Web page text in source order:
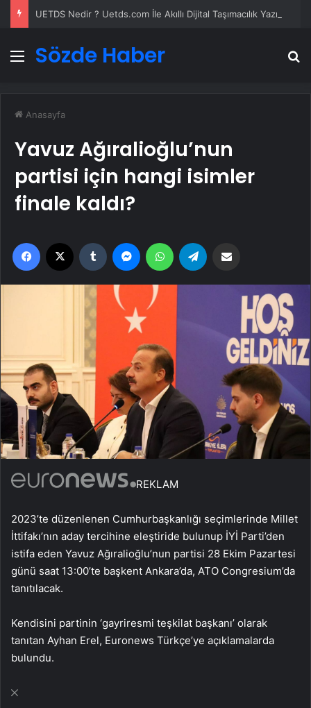
Menü
Sözde Haber
Anasayfa
Yavuz Ağıralioğlu’nun
partisi için hangi isimler
finale kaldı?
Facebook Tumblr MessengerWhatsApp
REKLAM
2023’te düzenlenen Cumhurbaşkanlığı seçimlerinde Millet
İttifakı’nın aday tercihine eleştiride bulunup İYİ Parti’den
istifa eden Yavuz Ağıralioğlu’nun partisi 28 Ekim Pazartesi
günü saat 13:00’te başkent Ankara’da, ATO Congresium’da
tanıtılacak.
Kendisini partinin ‘gayriresmi teşkilat başkanı’ olarak
tanıtan Ayhan Erel, Euronews Türkçe’ye açıklamalarda
bulundu.